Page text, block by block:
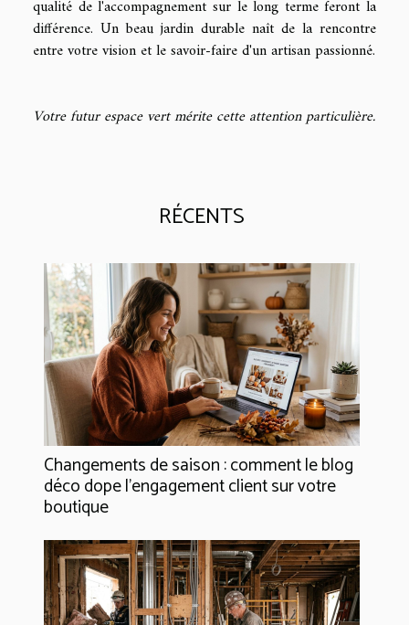
qualité de l'accompagnement sur le long terme feront la
différence. Un beau jardin durable naît de la rencontre
entre votre vision et le savoir-faire d'un artisan passionné.
Votre futur espace vert mérite cette attention particulière.
RÉCENTS
Changements de saison : comment le blog
déco dope l’engagement client sur votre
boutique